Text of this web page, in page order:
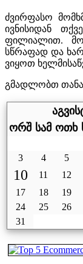
ძვირფასო
ივნისიდან
ფილიალით.
სწრაფად და
ვიყოთ
გმადლობთ
ორშ სამ ოთხ
3
4 5
10 11 12
17
18 19
24
25 26
31